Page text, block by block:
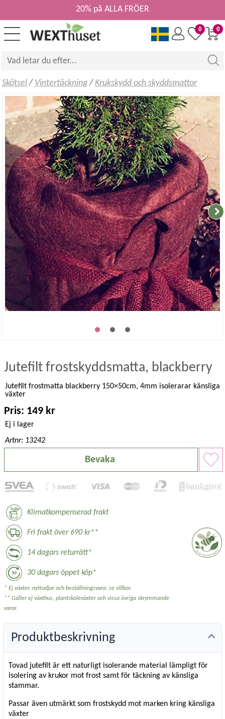
0
0
20% på ALLA FRÖER
Skötsel/ Vintertäckning/ Krukskydd och skyddsmattor
Jutefilt frostskyddsmatta, blackberry
Jutefilt frostmatta blackberry 150×50cm, 4mm isolerarar känsliga
växter
Pris: 149 kr
Ej i lager
Artnr: 13242
Bevaka
Klimatkompenserad frakt
Fri frakt över 690 kr**
14 dagars returrätt*
30 dagars öppet köp*
* Ej växter, nyttodjur och beställningsvara, se villkor.
** Gäller ej växthus, plantskoleväxter och vissa övriga skrymmande
varor.
Produktbeskrivning
Tovad jutefilt är ett naturligt isolerande material lämpligt för
isolering av krukor mot frost samt för täckning av känsliga
stammar.
Passar även utmärkt som frostskydd mot marken kring känsliga
växter